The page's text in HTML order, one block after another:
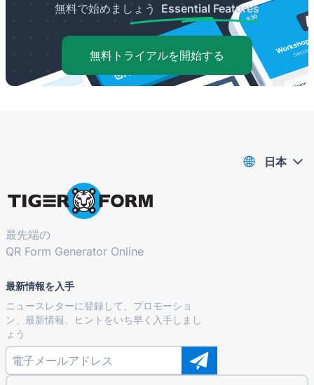
無料で始めましょう Essential Features
無料トライアルを開始する
最先端の
QR Form Generator Online
最新情報を入手
ニュースレターに登録して、プロモーショ
ン、最新情報、ヒントをいち早く入手しまし
ょう
日本